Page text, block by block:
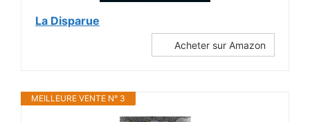
La Disparue
Acheter sur Amazon
MEILLEURE VENTE N° 3